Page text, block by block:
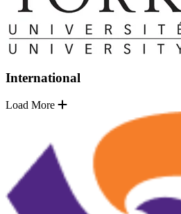
International
Load More